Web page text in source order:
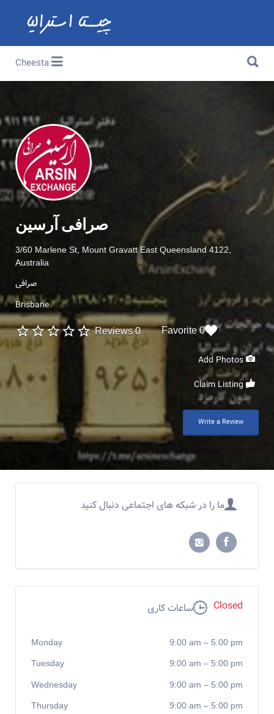
Cheesta
صرافی آرسین
3/60 Marlene St, Mount Gravatt East Queensland 4122,
Australia
صرافی
Brisbane
0 Reviews 0 Favorite
Add Photos
Write a Review
ما را در شبکه های اجتماعی دنبال کنید
ساعات کاری Closed
Monday 9:00 am – 5:00 pm
Tuesday 9:00 am – 5:00 pm
Wednesday 9:00 am – 5:00 pm
Thursday 9:00 am – 5:00 pm